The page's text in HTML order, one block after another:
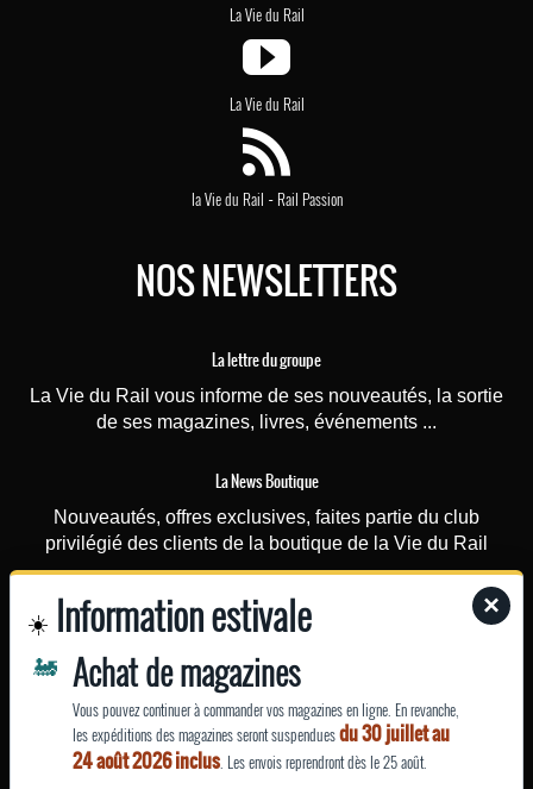
La Vie du Rail
La Vie du Rail
la Vie du Rail - Rail Passion
NOS NEWSLETTERS
La lettre du groupe
La Vie du Rail vous informe de ses nouveautés, la sortie
de ses magazines, livres, événements ...
La News Boutique
Nouveautés, offres exclusives, faites partie du club
privilégié des clients de la boutique de la Vie du Rail
La News Rail Passion
Recevez chaque mercredi toutes les actus du magazine,
les dossiers spéciaux, les vidéos, le magazine dès sa
parution
EN SAVOIR
×
☀️ Information estivale
🚂 Achat de magazines
Vous pouvez continuer à commander vos magazines en ligne. En revanche,
les expéditions des magazines seront suspenduesdu 30 juillet au
24 août 2026 inclus. Les envois reprendront dès le 25 août.